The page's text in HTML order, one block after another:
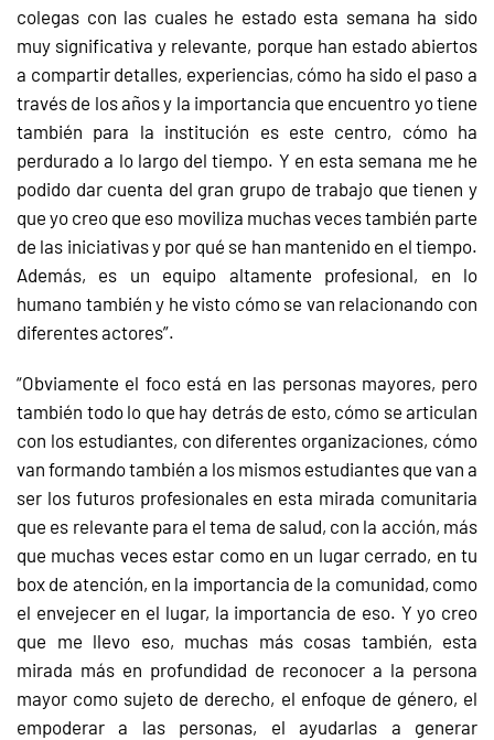
colegas con las cuales he estado esta semana ha sido
muy significativa y relevante, porque han estado abiertos
a compartir detalles, experiencias, cómo ha sido el paso a
través de los años y la importancia que encuentro yo tiene
también para la institución es este centro, cómo ha
perdurado a lo largo del tiempo. Y en esta semana me he
podido dar cuenta del gran grupo de trabajo que tienen y
que yo creo que eso moviliza muchas veces también parte
de las iniciativas y por qué se han mantenido en el tiempo.
Además, es un equipo altamente profesional, en lo
humano también y he visto cómo se van relacionando con
diferentes actores”.
“Obviamente el foco está en las personas mayores, pero
también todo lo que hay detrás de esto, cómo se articulan
con los estudiantes, con diferentes organizaciones, cómo
van formando también a los mismos estudiantes que van a
ser los futuros profesionales en esta mirada comunitaria
que es relevante para el tema de salud, con la acción, más
que muchas veces estar como en un lugar cerrado, en tu
box de atención, en la importancia de la comunidad, como
el envejecer en el lugar, la importancia de eso. Y yo creo
que me llevo eso, muchas más cosas también, esta
mirada más en profundidad de reconocer a la persona
mayor como sujeto de derecho, el enfoque de género, el
empoderar a las personas, el ayudarlas a generar